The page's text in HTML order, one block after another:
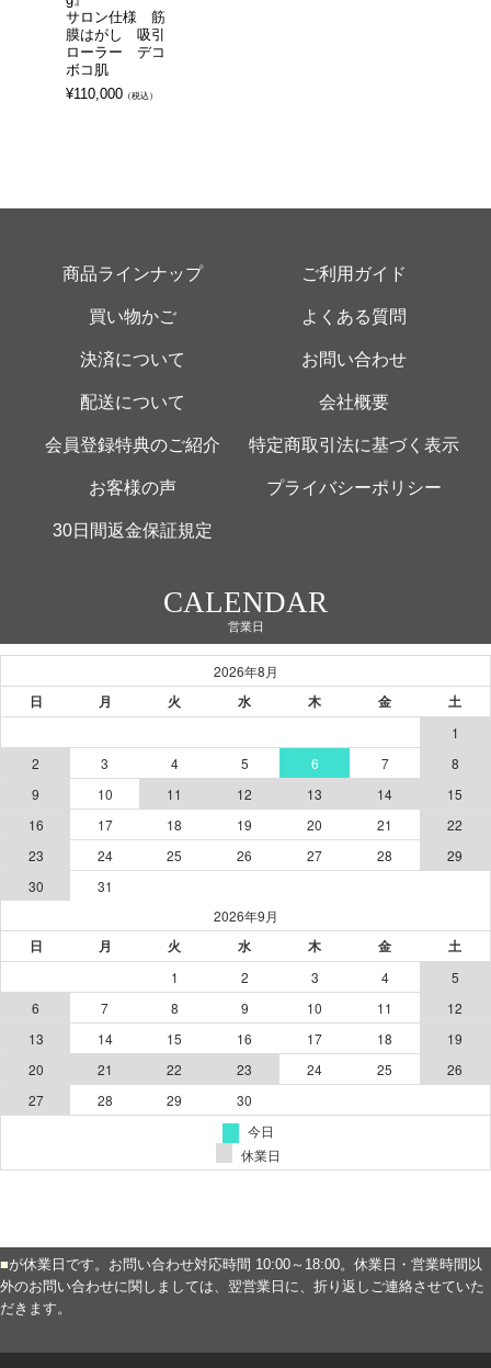
サロン仕様 筋
膜はがし 吸引
ローラー デコ
ボコ肌
¥110,000 （税込）
商品ラインナップ ご利用ガイド
買い物かご よくある質問
決済について お問い合わせ
配送について 会社概要
会員登録特典のご紹介 特定商取引法に基づく表示
お客様の声 プライバシーポリシー
30日間返金保証規定
CALENDAR
営業日
■が休業日です。お問い合わせ対応時間 10:00～18:00。休業日・営業時間以
外のお問い合わせに関しましては、翌営業日に、折り返しご連絡させていた
だきます。